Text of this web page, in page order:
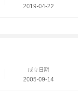
2019-04-22
成立日期
2005-09-14